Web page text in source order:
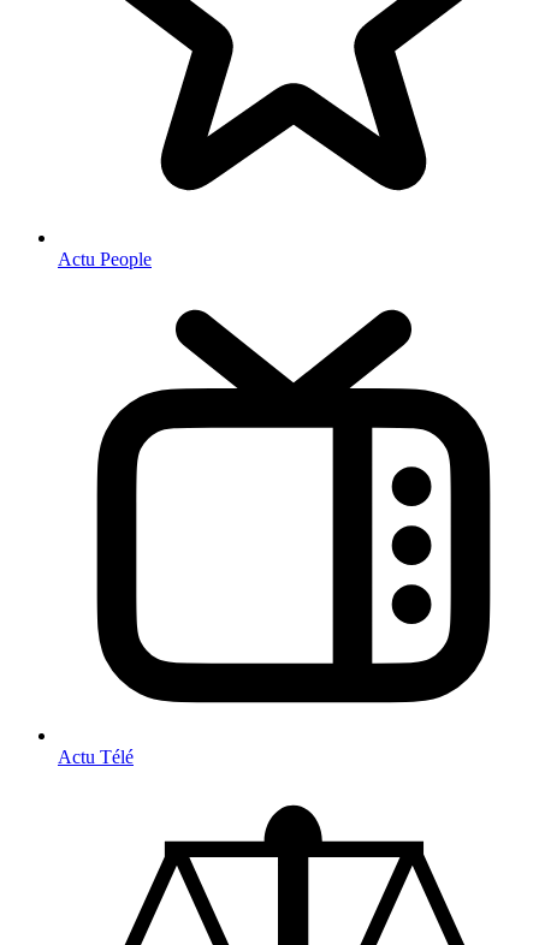
Actu People
Actu Télé